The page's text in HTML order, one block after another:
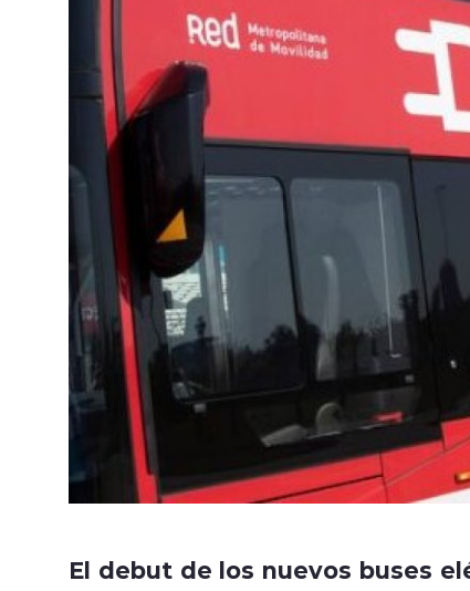
El debut de los nuevos buses